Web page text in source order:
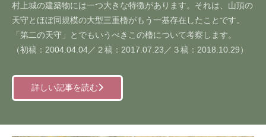
村上城の建築物には一つ大きな特徴があります。それは、山頂の
天守とほぼ同規模の大型三重櫓がもう一基存在したことです。
「第二の天守」とでもいうべきこの櫓について考察します。
（初稿：2004.04.04／２稿：2017.07.23／３稿：2018.10.29）
詳しい記事を読む